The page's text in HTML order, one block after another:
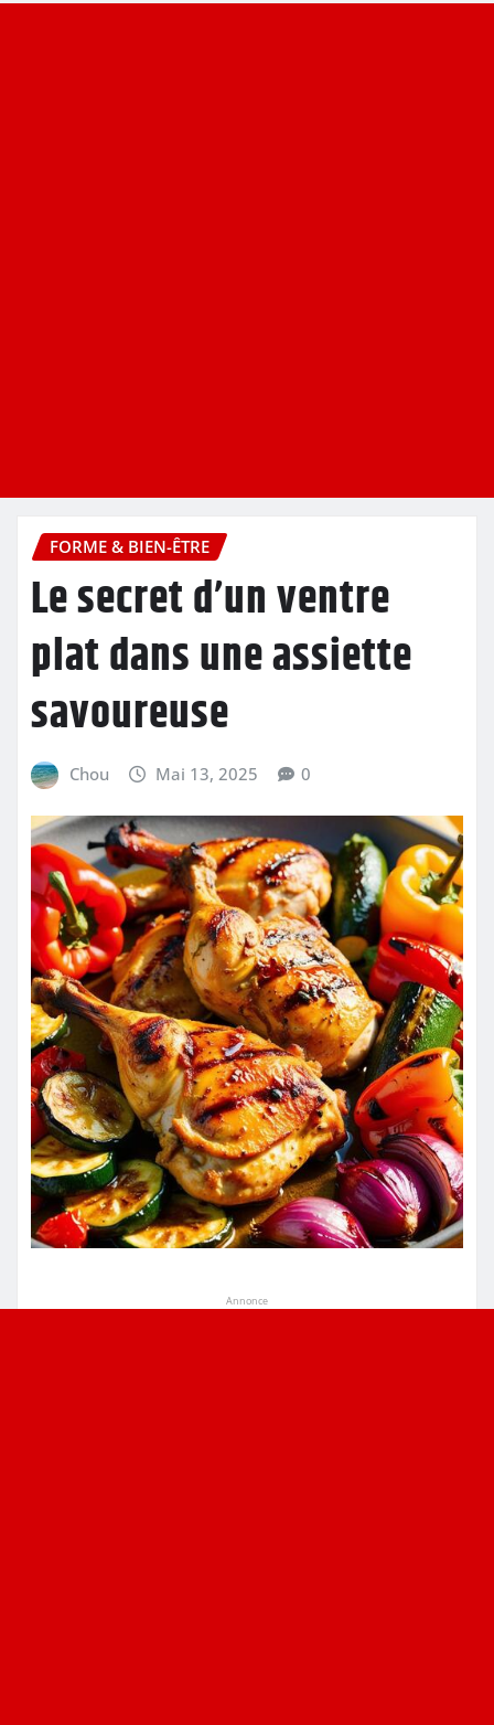
FORME & BIEN-ÊTRE
Le secret d’un ventre
plat dans une assiette
savoureuse
Chou Mai 13, 2025 0
Annonce